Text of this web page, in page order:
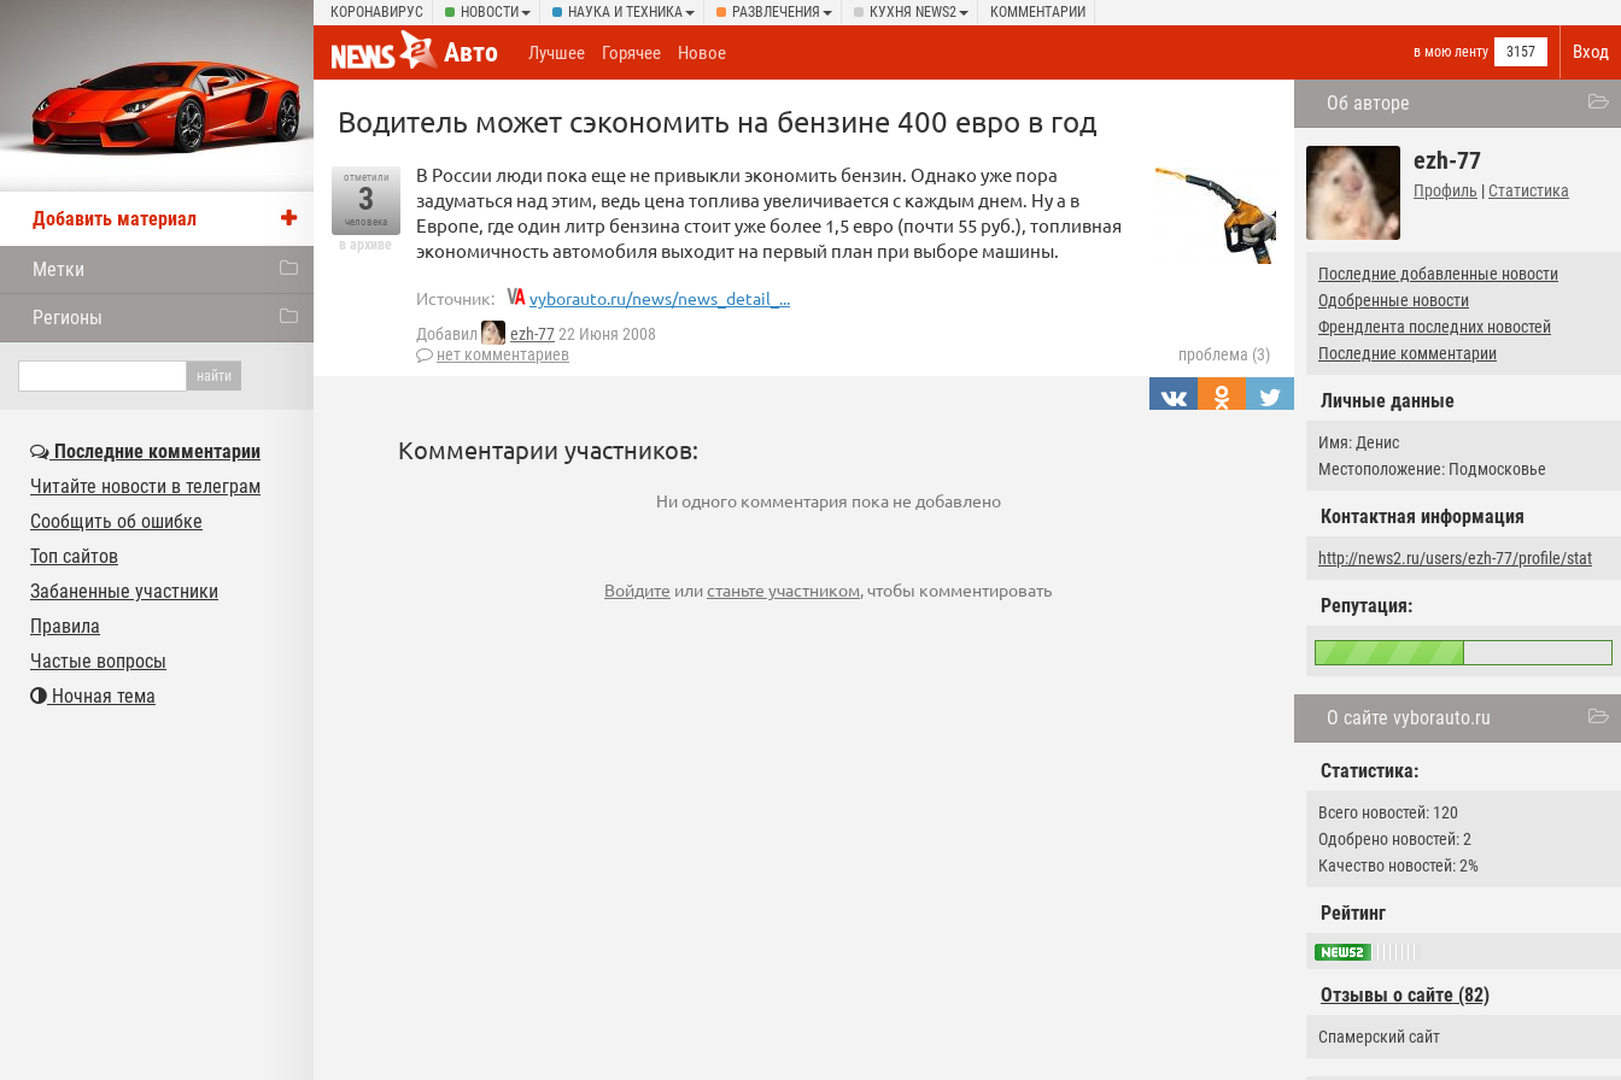
КОРОНАВИРУС НОВОСТИ НАУКА И ТЕХНИКА РАЗВЛЕЧЕНИЯ КУХНЯ NEWS2 КОММЕНТАРИИ
Вход
Авто в мою ленту 3157
Лучшее Горячее Новое
Об авторе
ezh-77
Профиль | Статистика
Последние добавленные новости
Одобренные новости
Френдлента последних новостей
Последние комментарии
Личные данные
Имя: Денис
Местоположение: Подмосковье
Контактная информация
http://news2.ru/users/ezh-77/profile/stat
Репутация:
О сайте vyborauto.ru
Статистика:
Всего новостей: 120
Одобрено новостей: 2
Качество новостей: 2%
Рейтинг
Отзывы о сайте (82)
Спамерский сайт
Водитель может сэкономить на бензине 400 евро в год
отметили
3
человека
в архиве
В России люди пока еще не привыкли экономить бензин. Однако уже пора
задуматься над этим, ведь цена топлива увеличивается с каждым днем. Ну а в
Европе, где один литр бензина стоит уже более 1,5 евро (почти 55 руб.), топливная
экономичность автомобиля выходит на первый план при выборе машины.
Источник: vyborauto.ru/news/news_detail_...
Добавил ezh-7722 Июня 2008
нет комментариев
проблема (3)
Комментарии участников:
Ни одного комментария пока не добавлено
Войдите илистаньте участником, чтобы комментировать
Добавить материал
Метки
Регионы
Последние комментарии
Читайте новости в телеграм
Сообщить об ошибке
Топ сайтов
Забаненные участники
Правила
Частые вопросы
Ночная тема